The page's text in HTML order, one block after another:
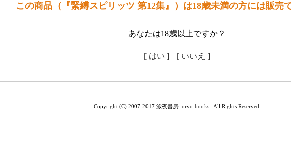
この商品（『緊縛スピリッツ 第12集』）は18歳未満の方には販売
あなたは18歳以上ですか？
[ はい ] [ いいえ ]
Copyright (C) 2007-2017 澱夜書房::oryo-books:: All Rights Reserved.